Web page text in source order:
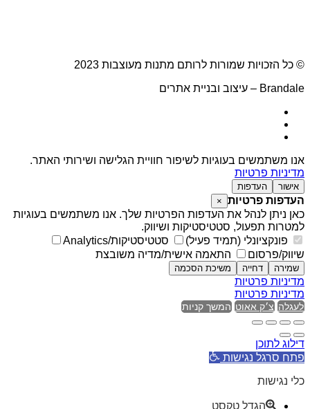
© כל הזכויות שמורות לרותם מתנות מעוצבות 2023
Brandale – עיצוב ובניית אתרים
אנו משתמשים בעוגיות לשיפור חוויית הגלישה ושירותי האתר.
מדיניות פרטיות
אישור העדפות
העדפות פרטיות ×
כאן ניתן לנהל את העדפות הפרטיות שלך. אנו משתמשים בעוגיות
למטרות תפעול, סטטיסטיקות ושיווק.
פונקציונלי (תמיד פעיל)
סטטיסטיקות/Analytics
שיווק/פרסום
התאמה אישית/מדיה משובצת
שמירה דחייה משיכת הסכמה
מדיניות פרטיות
מדיניות פרטיות
לעגלה צ׳ק אאוט המשך קניות
דילוג לתוכן
פתח סרגל נגישות
כלי נגישות
הגדל טקסט